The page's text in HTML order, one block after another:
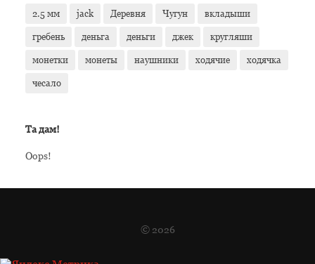
2.5 мм jack Деревня Чугун вкладыши
гребень деньга деньги джек кругляши
монетки монеты наушники ходячие ходячка
чесало
Та дам!
Oops!
© 2026